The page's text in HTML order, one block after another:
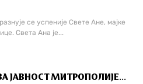
се успеније Свете Ане, мајке
Света Ана је...
ЈАВНОСТ МИТРОПОЛИЈЕ...